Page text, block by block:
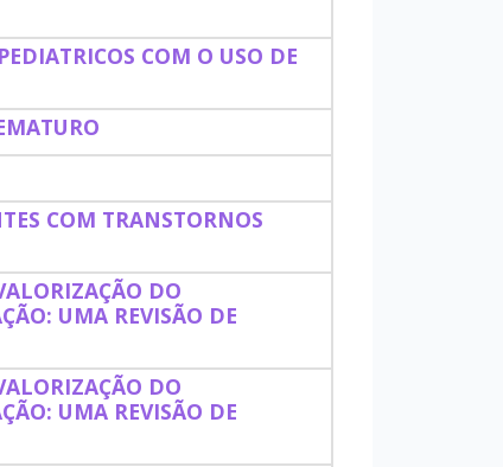
COM O USO DE
COM TRANSTORNOS
DO
UMA REVISÃO DE
DO
UMA REVISÃO DE